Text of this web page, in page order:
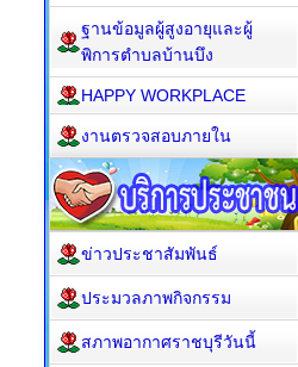
ฐานข้อมูลผู้สูงอายุและผู้
พิการตำบลบ้านบึง
HAPPY WORKPLACE
งานตรวจสอบภายใน
ข่าวประชาสัมพันธ์
ประมวลภาพกิจกรรม
สภาพอากาศราชบุรีวันนี้